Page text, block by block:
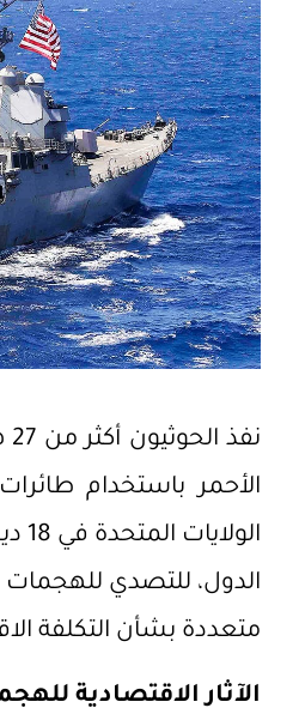
الأحمر باستخدام
الدول، للتصدي للهجمات
متعددة بشأن التكلفة
الآثار الاقتصادية